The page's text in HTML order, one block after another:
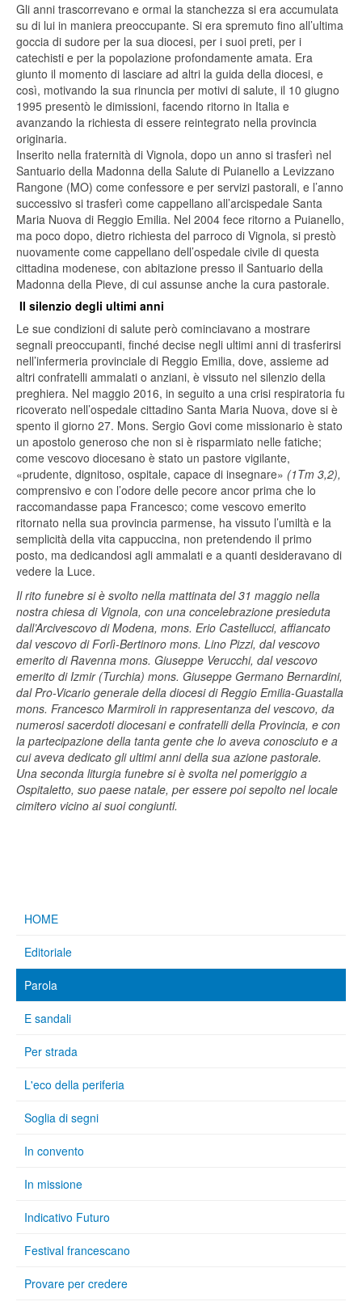
Gli anni trascorrevano e ormai la stanchezza si era accumulata
su di lui in maniera preoccupante. Si era spremuto fino all’ultima
goccia di sudore per la sua diocesi, per i suoi preti, per i
catechisti e per la popolazione profondamente amata. Era
giunto il momento di lasciare ad altri la guida della diocesi, e
così, motivando la sua rinuncia per motivi di salute, il 10 giugno
1995 presentò le dimissioni, facendo ritorno in Italia e
avanzando la richiesta di essere reintegrato nella provincia
originaria.
Inserito nella fraternità di Vignola, dopo un anno si trasferì nel
Santuario della Madonna della Salute di Puianello a Levizzano
Rangone (MO) come confessore e per servizi pastorali, e l’anno
successivo si trasferì come cappellano all’arcispedale Santa
Maria Nuova di Reggio Emilia. Nel 2004 fece ritorno a Puianello,
ma poco dopo, dietro richiesta del parroco di Vignola, si prestò
nuovamente come cappellano dell’ospedale civile di questa
cittadina modenese, con abitazione presso il Santuario della
Madonna della Pieve, di cui assunse anche la cura pastorale.
Il silenzio degli ultimi anni
Le sue condizioni di salute però cominciavano a mostrare
segnali preoccupanti, finché decise negli ultimi anni di trasferirsi
nell’infermeria provinciale di Reggio Emilia, dove, assieme ad
altri confratelli ammalati o anziani, è vissuto nel silenzio della
preghiera. Nel maggio 2016, in seguito a una crisi respiratoria fu
ricoverato nell’ospedale cittadino Santa Maria Nuova, dove si è
spento il giorno 27. Mons. Sergio Govi come missionario è stato
un apostolo generoso che non si è risparmiato nelle fatiche;
come vescovo diocesano è stato un pastore vigilante,
«prudente, dignitoso, ospitale, capace di insegnare» (1Tm 3,2),
comprensivo e con l’odore delle pecore ancor prima che lo
raccomandasse papa Francesco; come vescovo emerito
ritornato nella sua provincia parmense, ha vissuto l’umiltà e la
semplicità della vita cappuccina, non pretendendo il primo
posto, ma dedicandosi agli ammalati e a quanti desideravano di
vedere la Luce.
Il rito funebre si è svolto nella mattinata del 31 maggio nella
nostra chiesa di Vignola, con una concelebrazione presieduta
dall’Arcivescovo di Modena, mons. Erio Castellucci, affiancato
dal vescovo di Forlì-Bertinoro mons. Lino Pizzi, dal vescovo
emerito di Ravenna mons. Giuseppe Verucchi, dal vescovo
emerito di Izmir (Turchia) mons. Giuseppe Germano Bernardini,
dal Pro-Vicario generale della diocesi di Reggio Emilia-Guastalla
mons. Francesco Marmiroli in rappresentanza del vescovo, da
numerosi sacerdoti diocesani e confratelli della Provincia, e con
la partecipazione della tanta gente che lo aveva conosciuto e a
cui aveva dedicato gli ultimi anni della sua azione pastorale.
Una seconda liturgia funebre si è svolta nel pomeriggio a
Ospitaletto, suo paese natale, per essere poi sepolto nel locale
cimitero vicino ai suoi congiunti.
HOME
Editoriale
Parola
E sandali
Per strada
L'eco della periferia
Soglia di segni
In convento
In missione
Indicativo Futuro
Festival francescano
Provare per credere